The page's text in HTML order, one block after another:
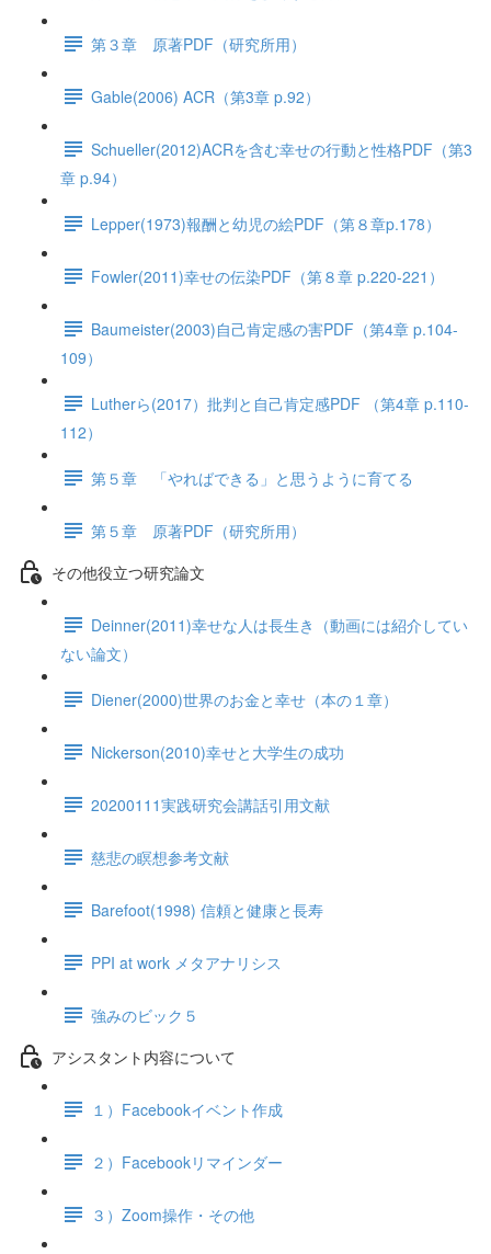
第３章 原著PDF（研究所用）
Gable(2006) ACR（第3章 p.92）
Schueller(2012)ACRを含む幸せの行動と性格PDF（第3
章 p.94）
Lepper(1973)報酬と幼児の絵PDF（第８章p.178）
Fowler(2011)幸せの伝染PDF（第８章 p.220-221）
Baumeister(2003)自己肯定感の害PDF（第4章 p.104-
109）
Lutherら(2017）批判と自己肯定感PDF （第4章 p.110-
112）
第５章 「やればできる」と思うように育てる
第５章 原著PDF（研究所用）
その他役立つ研究論文
Deinner(2011)幸せな人は長生き（動画には紹介してい
ない論文）
Diener(2000)世界のお金と幸せ（本の１章）
Nickerson(2010)幸せと大学生の成功
20200111実践研究会講話引用文献
慈悲の瞑想参考文献
Barefoot(1998) 信頼と健康と長寿
PPI at work メタアナリシス
強みのビック５
アシスタント内容について
１）Facebookイベント作成
２）Facebookリマインダー
３）Zoom操作・その他